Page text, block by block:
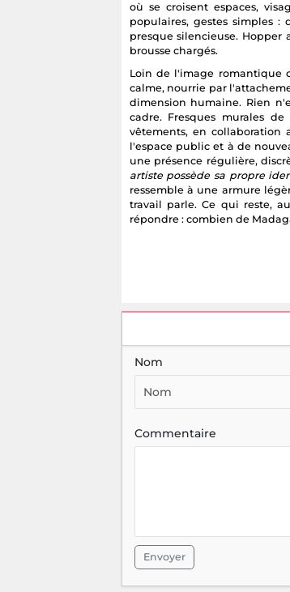
où se croisent espaces,
populaires, gestes simples :
presque silencieuse. Hopper
brousse chargés.
Loin de l'image romantique
calme, nourrie par
dimension humaine. Rien
cadre. Fresques murales
vêtements, en
l'espace public et à de
une présence régulière,
artiste possède sa propre
ressemble à une armure
travail parle. Ce qui reste,
répondre : combien de
Nom
Commentaire
Envoyer